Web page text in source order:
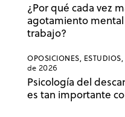
¿Por qué cada vez
agotamiento
trabajo?
OPOSICIONES, ESTUDIOS,
de 2026
Psicología del
es tan importante